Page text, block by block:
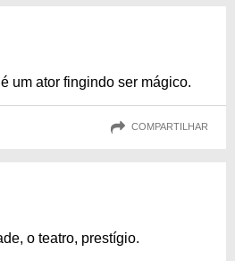
um ator fingindo ser mágico.
COMPARTILHAR
o teatro, prestígio.